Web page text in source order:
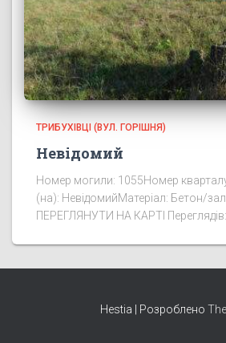
ТРИБУХІВЦІ (ВУЛ. ГОРІШНЯ)
Невідомий
Номер могили: 1055Номер
(на): НевідомийМатеріал: Бетон/
ПЕРЕГЛЯНУТИ НА КАРТІ
Hestia | Розроблено